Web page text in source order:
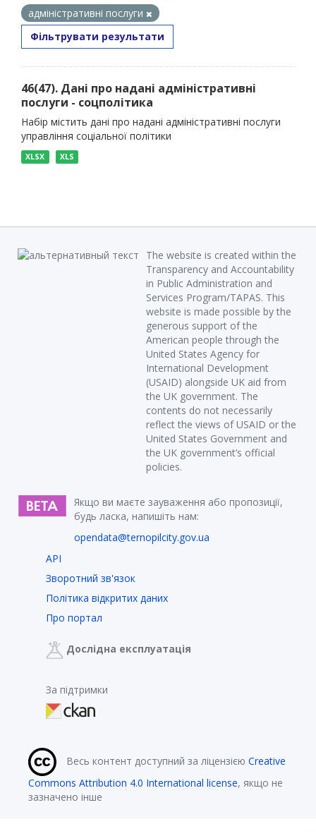
адміністративні послуги
Фільтрувати результати
46(47). Дані про надані адміністративні
послуги - соцполітика
Набір містить дані про надані адміністративні послуги
управління соціальної політики
XLSX XLS
The website is created within the
Transparency and Accountability
in Public Administration and
Services Program/TAPAS. This
website is made possible by the
generous support of the
American people through the
United States Agency for
International Development
(USAID) alongside UK aid from
the UK government. The
contents do not necessarily
reflect the views of USAID or the
United States Government and
the UK government’s official
policies.
Якщо ви маєте зауваження або пропозиції,
будь ласка, напишіть нам:
opendata@ternopilcity.gov.ua
API
Зворотний зв'язок
Політика відкритих даних
Про портал
Дослідна експлуатація
За підтримки
Весь контент доступний за ліцензією Creative
Commons Attribution 4.0 International license, якщо не
зазначено інше